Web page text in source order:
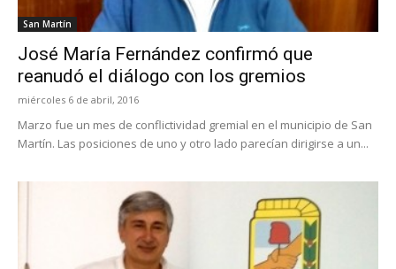
San Martín
José María Fernández confirmó que
reanudó el diálogo con los gremios
miércoles 6 de abril, 2016
Marzo fue un mes de conflictividad gremial en el municipio de San
Martín. Las posiciones de uno y otro lado parecían dirigirse a un...